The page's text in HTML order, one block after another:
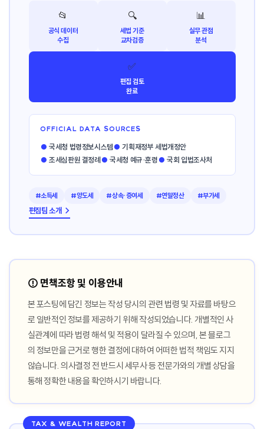
📂
공식 데이터
수집
🔍
세법 기준
교차검증
📊
실무 관점
분석
✅
편집 검토
완료
OFFICIAL DATA SOURCES
● 국세청 법령정보시스템● 기획재정부 세법개정안
● 조세심판원 결정례 ● 국세청 예규·훈령● 국회 입법조사처
#소득세 #양도세 #상속·증여세 #연말정산 #부가세
편집팀 소개 →
⚠️ 면책조항 및 이용안내
본 포스팅에 담긴 정보는 작성 당시의 관련 법령 및 자료를 바탕으
로 일반적인 정보를 제공하기 위해 작성되었습니다. 개별적인 사
실관계에 따라 법령 해석 및 적용이 달라질 수 있으며, 본 블로그
의 정보만을 근거로 행한 결정에 대하여 어떠한 법적 책임도 지지
않습니다. 의사결정 전 반드시 세무사 등 전문가와의 개별 상담을
통해 정확한 내용을 확인하시기 바랍니다.
TAX & WEALTH REPORT